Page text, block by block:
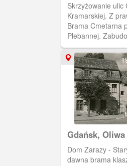
Skrzyżowanie ulic
Kramarskiej. Z
Brama Cmetarna
Plebannej.
obecnie nie
Gdańsk,
Dom Zarazy -
dawna brama